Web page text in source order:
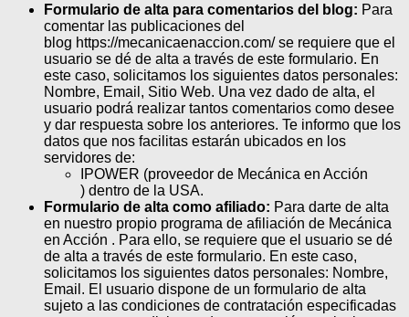
Formulario de alta para comentarios del blog: Para
comentar las publicaciones del
blog https://mecanicaenaccion.com/ se requiere que el
usuario se dé de alta a través de este formulario. En
este caso, solicitamos los siguientes datos personales:
Nombre, Email, Sitio Web. Una vez dado de alta, el
usuario podrá realizar tantos comentarios como desee
y dar respuesta sobre los anteriores. Te informo que los
datos que nos facilitas estarán ubicados en los
servidores de:
IPOWER (proveedor de Mecánica en Acción
) dentro de la USA.
Formulario de alta como afiliado: Para darte de alta
en nuestro propio programa de afiliación de Mecánica
en Acción . Para ello, se requiere que el usuario se dé
de alta a través de este formulario. En este caso,
solicitamos los siguientes datos personales: Nombre,
Email. El usuario dispone de un formulario de alta
sujeto a las condiciones de contratación especificadas